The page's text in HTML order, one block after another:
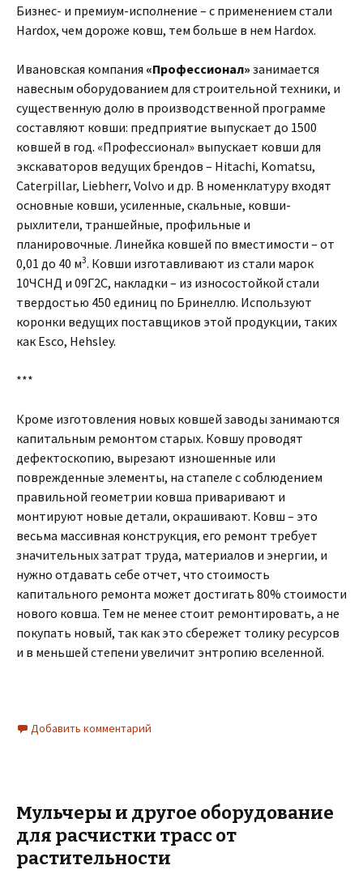
Бизнес- и премиум-исполнение – с применением стали
Hardox, чем дороже ковш, тем больше в нем Hardox.
Ивановская компания «Профессионал» занимается
навесным оборудованием для строительной техники, и
существенную долю в производственной программе
составляют ковши: предприятие выпускает до 1500
ковшей в год. «Профессионал» выпускает ковши для
экскаваторов ведущих брендов – Hitachi, Komatsu,
Caterpillar, Liebherr, Volvo и др. В номенклатуру входят
основные ковши, усиленные, скальные, ковши-
рыхлители, траншейные, профильные и
планировочные. Линейка ковшей по вместимости – от
0,01 до 40 м3. Ковши изготавливают из стали марок
10ЧСНД и 09Г2С, накладки – из износостойкой стали
твердостью 450 единиц по Бринеллю. Используют
коронки ведущих поставщиков этой продукции, таких
как Esco, Hehsley.
***
Кроме изготовления новых ковшей заводы занимаются
капитальным ремонтом старых. Ковшу проводят
дефектоскопию, вырезают изношенные или
поврежденные элементы, на стапеле с соблюдением
правильной геометрии ковша приваривают и
монтируют новые детали, окрашивают. Ковш – это
весьма массивная конструкция, его ремонт требует
значительных затрат труда, материалов и энергии, и
нужно отдавать себе отчет, что стоимость
капитального ремонта может достигать 80% стоимости
нового ковша. Тем не менее стоит ремонтировать, а не
покупать новый, так как это сбережет толику ресурсов
и в меньшей степени увеличит энтропию вселенной.
Добавить комментарий
Мульчеры и другое оборудование
для расчистки трасс от
растительности